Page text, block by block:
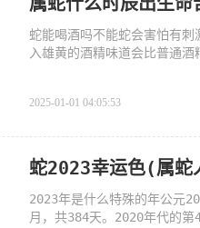
蛇能喝酒吗不能蛇会害怕有
入雄黄的酒精味道会比普通
2025-01-01 04:05:53
蛇2023幸运色(属
2023年是什么特殊的年公元
月，共384天。2020年代的